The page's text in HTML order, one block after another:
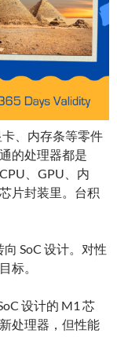
、内存条等零件
的处理器都是
、GPU、内
片封装里。台积
SoC 设计。对性
标。
设计的 M1 芯
处理器，但性能